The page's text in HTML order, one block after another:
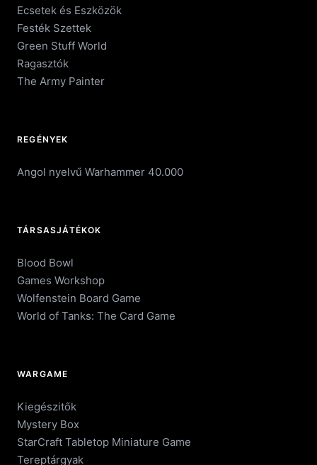
Ecsetek és Eszközök
Festék Szettek
Green Stuff World
Ragasztók
The Army Painter
REGÉNYEK
Angol nyelvű Warhammer 40.000
TÁRSASJÁTÉKOK
Blood Bowl
Games Workshop
Wolfenstein Board Game
World of Tanks: The Card Game
WARGAME
Kiegészitők
Mystery Box
StarCraft Tabletop Miniature Game
Tereptárgyak